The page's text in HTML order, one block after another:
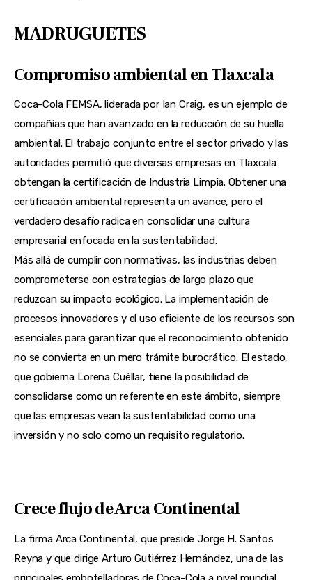
MADRUGUETES
Compromiso ambiental en Tlaxcala
Coca-Cola FEMSA, liderada por Ian Craig, es un ejemplo de
compañías que han avanzado en la reducción de su huella
ambiental. El trabajo conjunto entre el sector privado y las
autoridades permitió que diversas empresas en Tlaxcala
obtengan la certificación de Industria Limpia. Obtener una
certificación ambiental representa un avance, pero el
verdadero desafío radica en consolidar una cultura
empresarial enfocada en la sustentabilidad.
Más allá de cumplir con normativas, las industrias deben
comprometerse con estrategias de largo plazo que
reduzcan su impacto ecológico. La implementación de
procesos innovadores y el uso eficiente de los recursos son
esenciales para garantizar que el reconocimiento obtenido
no se convierta en un mero trámite burocrático. El estado,
que gobierna Lorena Cuéllar, tiene la posibilidad de
consolidarse como un referente en este ámbito, siempre
que las empresas vean la sustentabilidad como una
inversión y no solo como un requisito regulatorio.
Crece flujo de Arca Continental
La firma Arca Continental, que preside Jorge H. Santos
Reyna y que dirige Arturo Gutiérrez Hernández, una de las